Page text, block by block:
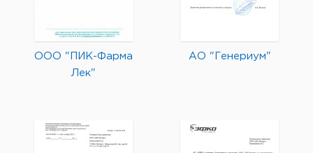
ООО "ПИК-Фарма
Лек"
АО "Генериум"